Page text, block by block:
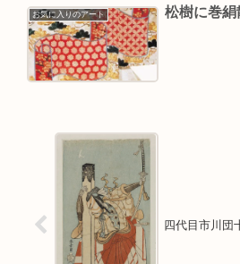
お気に入りのアート 松樹に巻
四代目市川団